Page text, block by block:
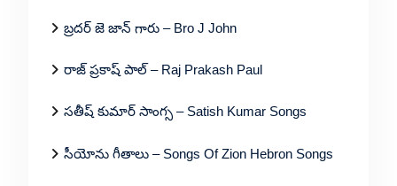
బ్రదర్ జె జాన్ గారు – Bro J John
రాజ్ ప్రకాష్ పాల్ – Raj Prakash Paul
సతీష్ కుమార్ సాంగ్స – Satish Kumar Songs
సీయోను గీతాలు – Songs Of Zion Hebron Songs